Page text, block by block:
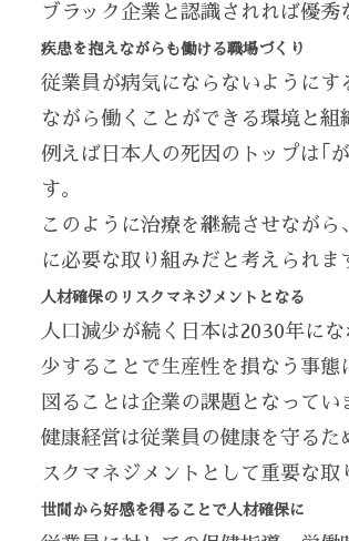
ブラック企業と認識されれば優秀
疾患を抱えながらも働ける職場づくり
従業員が病気にならないように
ながら働くことができる環境と組
例えば日本人の死因のトップは｢
す。
このように治療を継続させなが
に必要な取り組みだと考えられま
人材確保のリスクマネジメントとなる
人口減少が続く日本は2030年に
少することで生産性を損なう事
図ることは企業の課題となってい
健康経営は従業員の健康を守る
スクマネジメントとして重要な取
世間から好感を得ることで人材確保に